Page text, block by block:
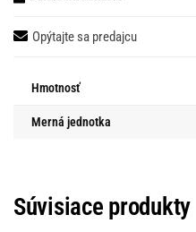
Opýtajte sa predajcu
Hmotnosť
Merná jednotka
Súvisiace produkty